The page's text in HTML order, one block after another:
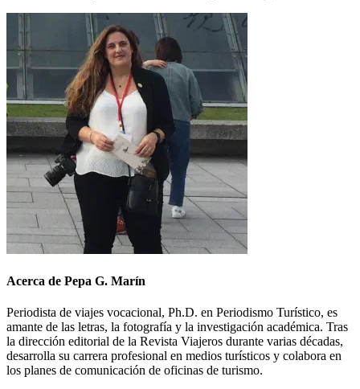
Acerca de Pepa G. Marín
Periodista de viajes vocacional, Ph.D. en Periodismo Turístico, es
amante de las letras, la fotografía y la investigación académica. Tras
la dirección editorial de la Revista Viajeros durante varias décadas,
desarrolla su carrera profesional en medios turísticos y colabora en
los planes de comunicación de oficinas de turismo.